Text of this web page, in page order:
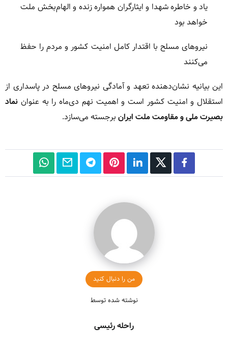
یاد و خاطره شهدا و ایثارگران همواره زنده و الهام‌بخش ملت
خواهد بود
نیروهای مسلح با اقتدار کامل امنیت کشور و مردم را حفظ
می‌کنند
این بیانیه نشان‌دهنده تعهد و آمادگی نیروهای مسلح در پاسداری از
استقلال و امنیت کشور است و اهمیت نهم دی‌ماه را به عنوان نماد
بصیرت ملی و مقاومت ملت ایران برجسته می‌سازد.
من را دنبال کنید
نوشته شده توسط
راحله رئیسی